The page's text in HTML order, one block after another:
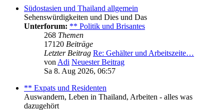
Südostasien und Thailand allgemein
Sehenswürdigkeiten und Dies und Das
Unterforum: ** Politik und Brisantes
268 Themen
17120 Beiträge
Letzter Beitrag Re: Gehälter und Arbeitszeite…
von Adi Neuester Beitrag
Sa 8. Aug 2026, 06:57
** Expats und Residenten
Auswandern, Leben in Thailand, Arbeiten - alles was
dazugehört